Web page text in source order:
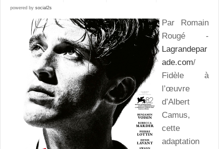
powered by social2s
Par Romain
Rougé -
Lagrandepar
ade.com/
Fidèle à
l’œuvre
d’Albert
Camus,
cette
adaptation